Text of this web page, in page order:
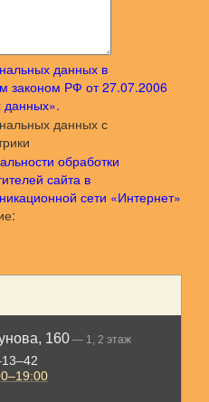
данных в
законом РФ от 27.07.2006
данных с
обработки
сайта в
сети «Интернет»